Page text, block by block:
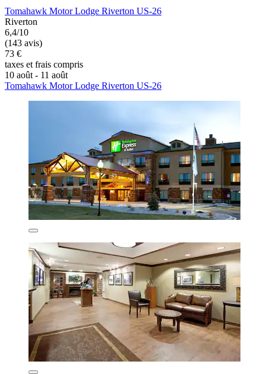
Tomahawk Motor Lodge Riverton US-26
Riverton
6,4/10
(143 avis)
73 €
taxes et frais compris
10 août - 11 août
Tomahawk Motor Lodge Riverton US-26